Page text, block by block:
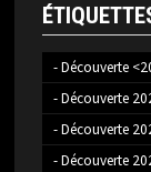
- Découverte
- Découverte
- Découverte
- Découverte